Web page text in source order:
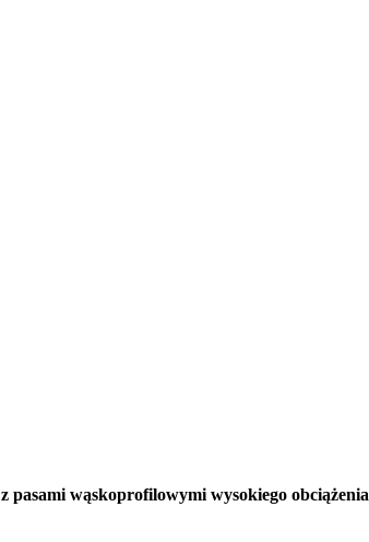
z pasami wąskoprofilowymi wysokiego obciążenia